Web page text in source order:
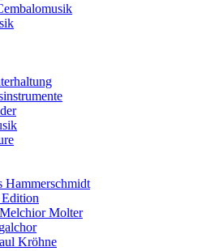
Hammerschmidt
Molter
Kröhne